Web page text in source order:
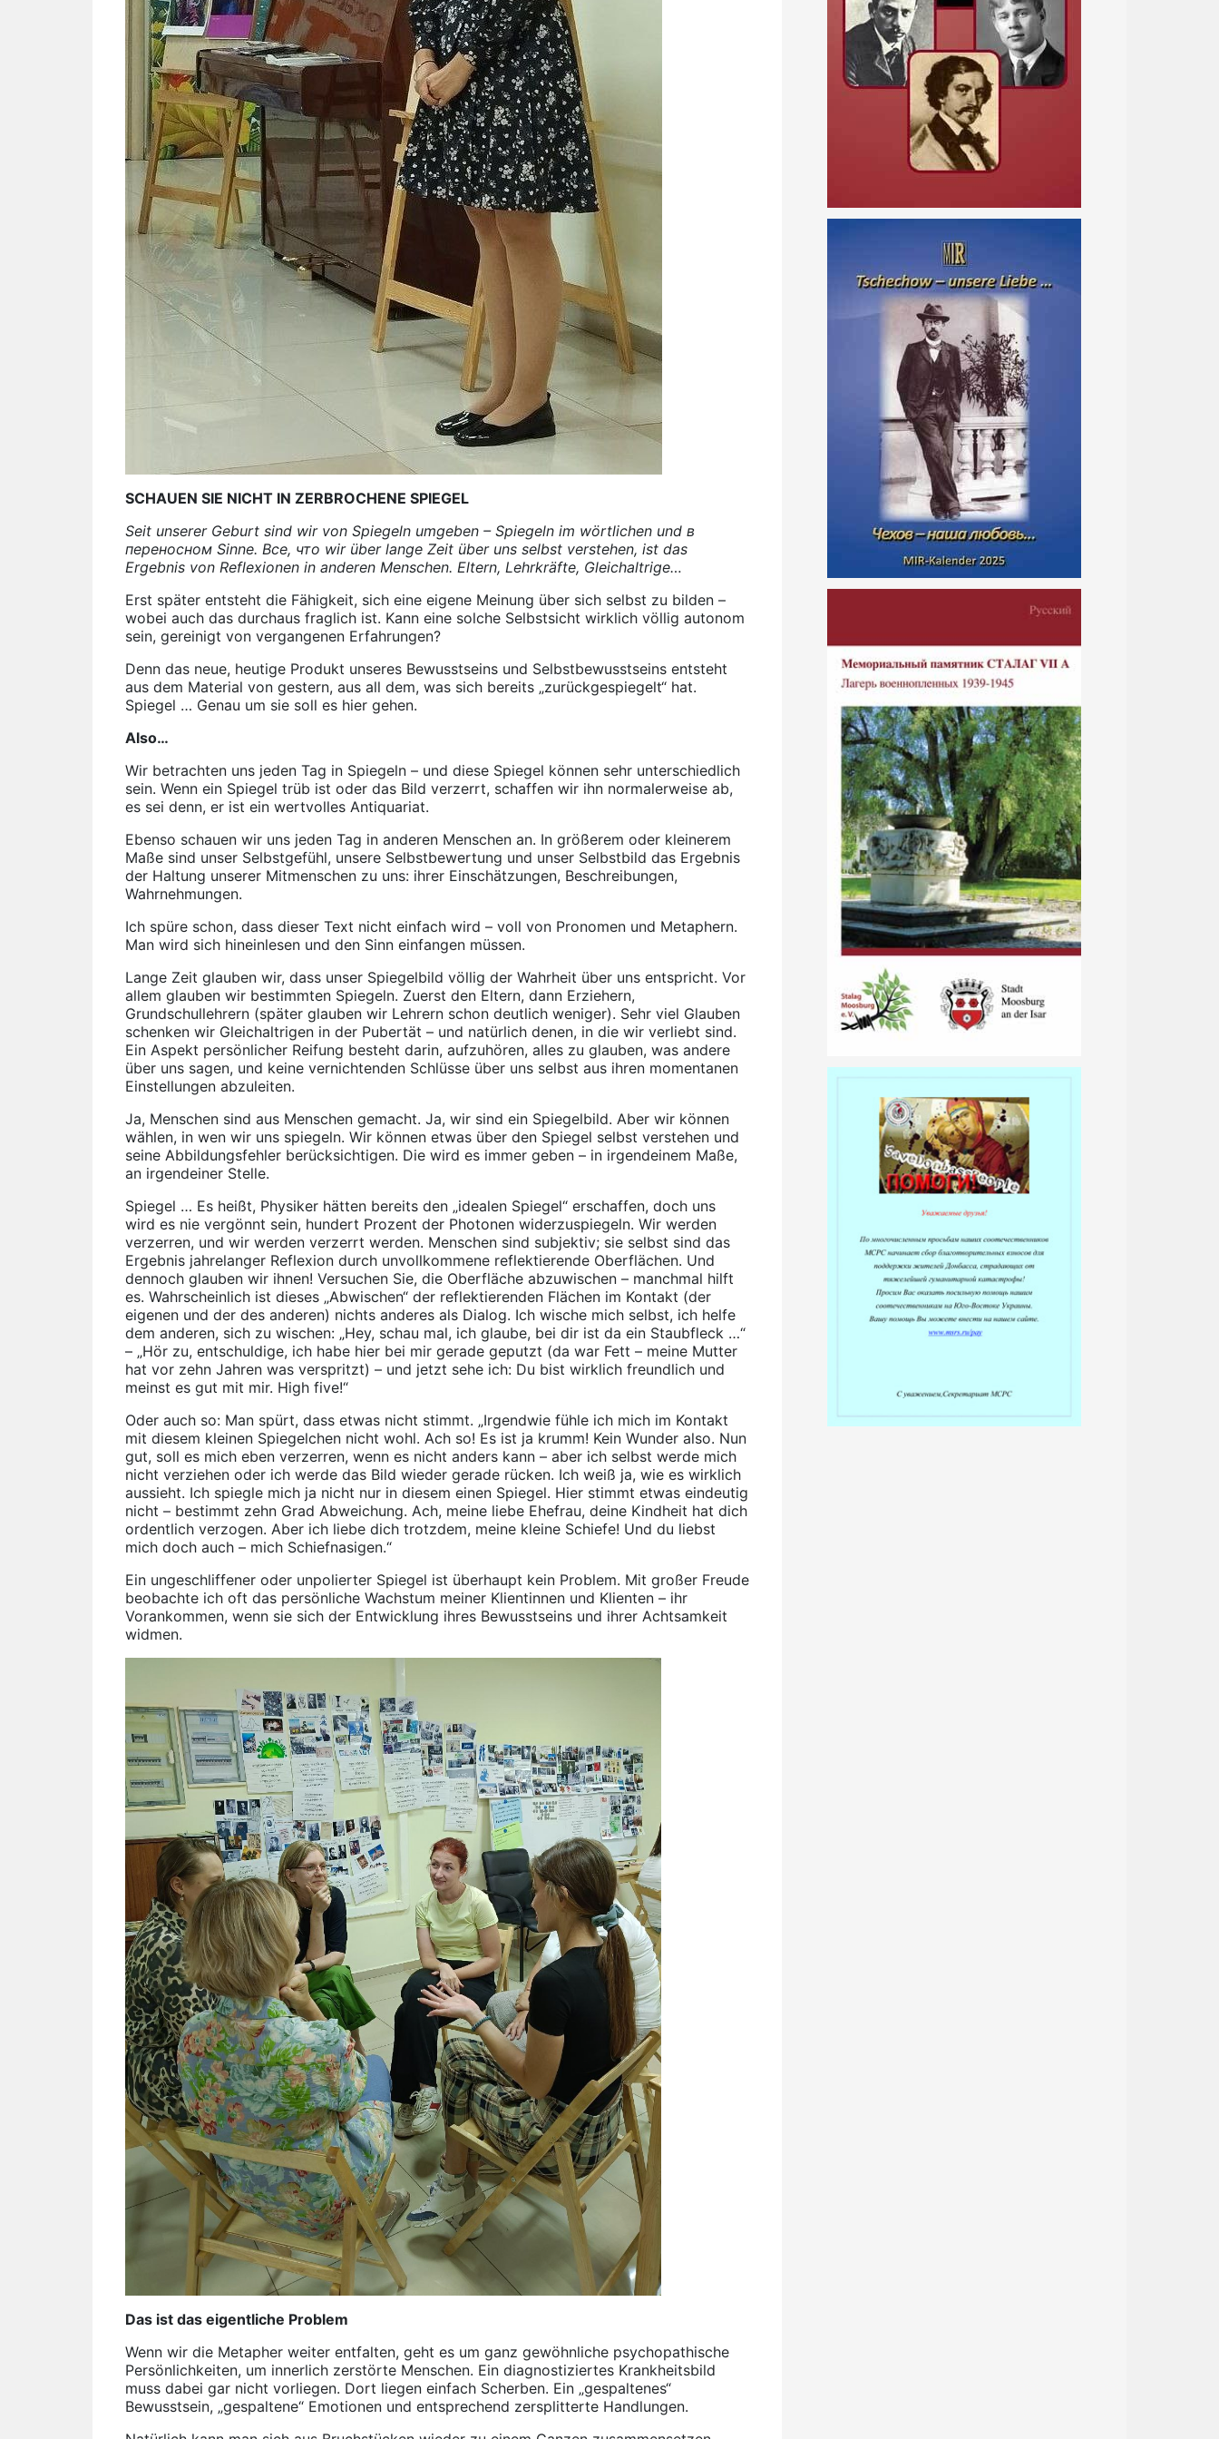
SCHAUEN SIE NICHT IN ZERBROCHENE SPIEGEL
Seit unserer Geburt sind wir von Spiegeln umgeben – Spiegeln im wörtlichen und в
переносном Sinne. Все, что wir über lange Zeit über uns selbst verstehen, ist das
Ergebnis von Reflexionen in anderen Menschen. Eltern, Lehrkräfte, Gleichaltrige…
Erst später entsteht die Fähigkeit, sich eine eigene Meinung über sich selbst zu bilden –
wobei auch das durchaus fraglich ist. Kann eine solche Selbstsicht wirklich völlig autonom
sein, gereinigt von vergangenen Erfahrungen?
Denn das neue, heutige Produkt unseres Bewusstseins und Selbstbewusstseins entsteht
aus dem Material von gestern, aus all dem, was sich bereits „zurückgespiegelt“ hat.
Spiegel … Genau um sie soll es hier gehen.
Also…
Wir betrachten uns jeden Tag in Spiegeln – und diese Spiegel können sehr unterschiedlich
sein. Wenn ein Spiegel trüb ist oder das Bild verzerrt, schaffen wir ihn normalerweise ab,
es sei denn, er ist ein wertvolles Antiquariat.
Ebenso schauen wir uns jeden Tag in anderen Menschen an. In größerem oder kleinerem
Maße sind unser Selbstgefühl, unsere Selbstbewertung und unser Selbstbild das Ergebnis
der Haltung unserer Mitmenschen zu uns: ihrer Einschätzungen, Beschreibungen,
Wahrnehmungen.
Ich spüre schon, dass dieser Text nicht einfach wird – voll von Pronomen und Metaphern.
Man wird sich hineinlesen und den Sinn einfangen müssen.
Lange Zeit glauben wir, dass unser Spiegelbild völlig der Wahrheit über uns entspricht. Vor
allem glauben wir bestimmten Spiegeln. Zuerst den Eltern, dann Erziehern,
Grundschullehrern (später glauben wir Lehrern schon deutlich weniger). Sehr viel Glauben
schenken wir Gleichaltrigen in der Pubertät – und natürlich denen, in die wir verliebt sind.
Ein Aspekt persönlicher Reifung besteht darin, aufzuhören, alles zu glauben, was andere
über uns sagen, und keine vernichtenden Schlüsse über uns selbst aus ihren momentanen
Einstellungen abzuleiten.
Ja, Menschen sind aus Menschen gemacht. Ja, wir sind ein Spiegelbild. Aber wir können
wählen, in wen wir uns spiegeln. Wir können etwas über den Spiegel selbst verstehen und
seine Abbildungsfehler berücksichtigen. Die wird es immer geben – in irgendeinem Maße,
an irgendeiner Stelle.
Spiegel … Es heißt, Physiker hätten bereits den „idealen Spiegel“ erschaffen, doch uns
wird es nie vergönnt sein, hundert Prozent der Photonen widerzuspiegeln. Wir werden
verzerren, und wir werden verzerrt werden. Menschen sind subjektiv; sie selbst sind das
Ergebnis jahrelanger Reflexion durch unvollkommene reflektierende Oberflächen. Und
dennoch glauben wir ihnen! Versuchen Sie, die Oberfläche abzuwischen – manchmal hilft
es. Wahrscheinlich ist dieses „Abwischen“ der reflektierenden Flächen im Kontakt (der
eigenen und der des anderen) nichts anderes als Dialog. Ich wische mich selbst, ich helfe
dem anderen, sich zu wischen: „Hey, schau mal, ich glaube, bei dir ist da ein Staubfleck …“
– „Hör zu, entschuldige, ich habe hier bei mir gerade geputzt (da war Fett – meine Mutter
hat vor zehn Jahren was verspritzt) – und jetzt sehe ich: Du bist wirklich freundlich und
meinst es gut mit mir. High five!“
Oder auch so: Man spürt, dass etwas nicht stimmt. „Irgendwie fühle ich mich im Kontakt
mit diesem kleinen Spiegelchen nicht wohl. Ach so! Es ist ja krumm! Kein Wunder also. Nun
gut, soll es mich eben verzerren, wenn es nicht anders kann – aber ich selbst werde mich
nicht verziehen oder ich werde das Bild wieder gerade rücken. Ich weiß ja, wie es wirklich
aussieht. Ich spiegle mich ja nicht nur in diesem einen Spiegel. Hier stimmt etwas eindeutig
nicht – bestimmt zehn Grad Abweichung. Ach, meine liebe Ehefrau, deine Kindheit hat dich
ordentlich verzogen. Aber ich liebe dich trotzdem, meine kleine Schiefe! Und du liebst
mich doch auch – mich Schiefnasigen.“
Ein ungeschliffener oder unpolierter Spiegel ist überhaupt kein Problem. Mit großer Freude
beobachte ich oft das persönliche Wachstum meiner Klientinnen und Klienten – ihr
Vorankommen, wenn sie sich der Entwicklung ihres Bewusstseins und ihrer Achtsamkeit
widmen.
Das ist das eigentliche Problem
Wenn wir die Metapher weiter entfalten, geht es um ganz gewöhnliche psychopathische
Persönlichkeiten, um innerlich zerstörte Menschen. Ein diagnostiziertes Krankheitsbild
muss dabei gar nicht vorliegen. Dort liegen einfach Scherben. Ein „gespaltenes“
Bewusstsein, „gespaltene“ Emotionen und entsprechend zersplitterte Handlungen.